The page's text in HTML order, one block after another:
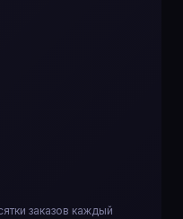
заказов каждый